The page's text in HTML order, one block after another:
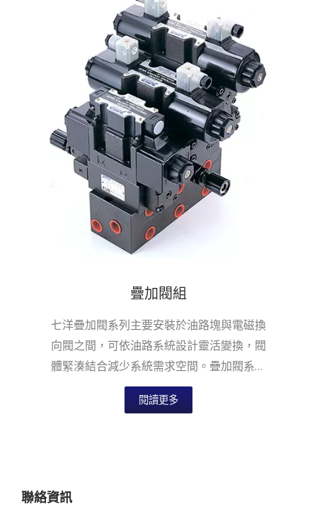
疊加閥組
七洋疊加閥系列主要安裝於油路塊與電磁換
向閥之間，可依油路系統設計靈活變換，閥
體緊湊結合減少系統需求空間。疊加閥系列
適用於國際安裝面標準，提供六通徑NG6...
閱讀更多
聯絡資訊